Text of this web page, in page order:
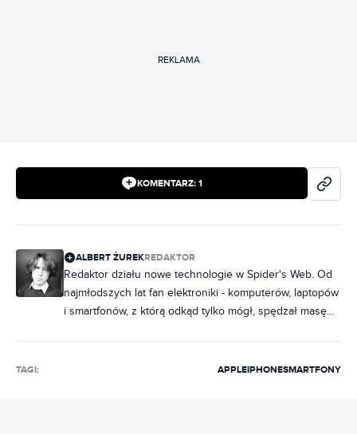
REKLAMA
KOMENTARZ: 1
ALBERT ŻUREKREDAKTOR
Redaktor działu nowe technologie w Spider's Web. Od
najmłodszych lat fan elektroniki - komputerów, laptopów
i smartfonów, z którą odkąd tylko mógł, spędzał masę
następnie o (prawie) wszystkim związanym z
TAGI: APPLEIPHONESMARTFONY